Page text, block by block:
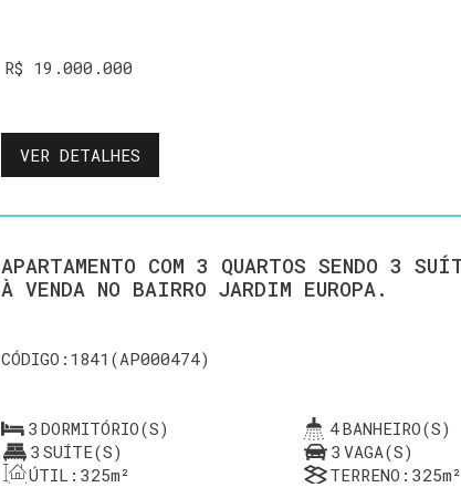
R$ 19.000.000
VER DETALHES
APARTAMENTO COM 3 QUARTOS SENDO 3 SUÍTES E 3 VAGAS
À VENDA NO BAIRRO JARDIM EUROPA.
1841 (AP000474)
3 DORMITÓRIO(S) 4BANHEIRO(S)
3 SUÍTE(S) 3 VAGA(S)
ÚTIL: 325m² TERRENO: 325m²